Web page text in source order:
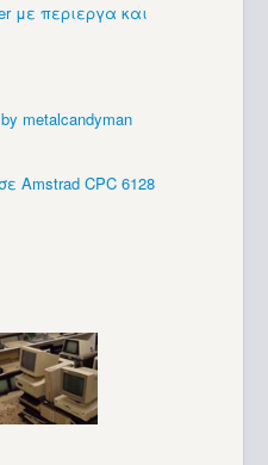
με περιεργα και
metalcandyman
Amstrad CPC 6128